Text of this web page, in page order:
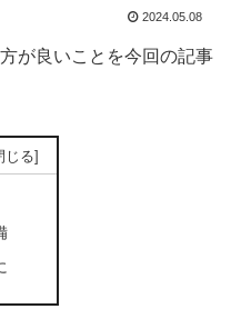
2024.05.08
が良いことを今回の記事